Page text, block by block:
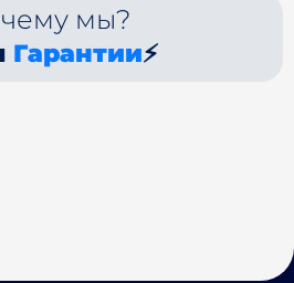
мы?
Гарантии⚡